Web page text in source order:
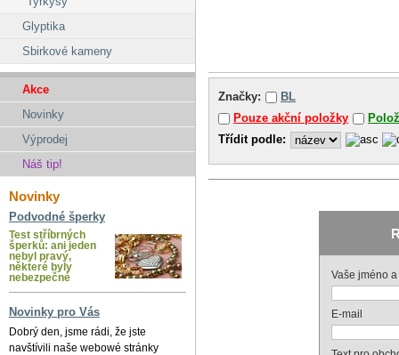
Glyptika
Sbirkové kameny
Akce
Novinky
Výprodej
Náš tip!
Novinky
Podvodné šperky
Test stříbrných
šperků: ani jeden
nebyl pravý,
některé byly
nebezpečné
Novinky pro Vás
Dobrý den, jsme rádi, že jste
navštívili naše webowé stránky
Značky:
BL
Pouze akční položky
Třídit podle:
Vaše jméno
E-mail